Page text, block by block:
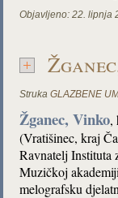
Objavljeno: 22. lipnja
Struka GLAZBENE
Žganec, Vinko,
(Vratišinec, kraj
Ravnatelj Instituta
Muzičkoj
melografsku